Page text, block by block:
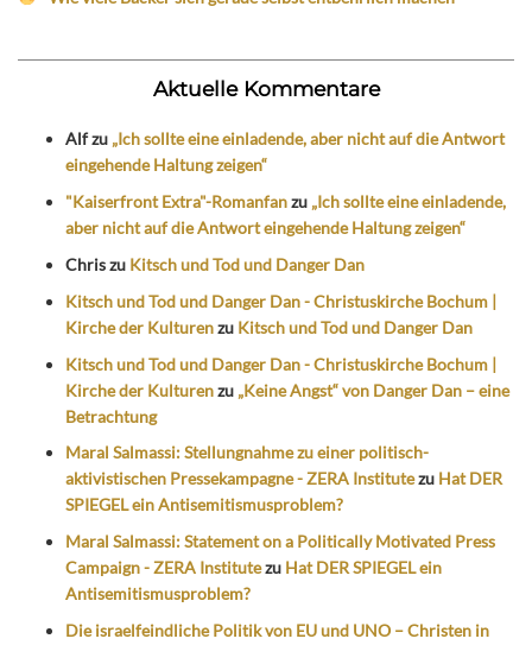
Aktuelle Kommentare
Alfzu „Ich sollte eine einladende, aber nicht auf die Antwort
eingehende Haltung zeigen“
"Kaiserfront Extra"-Romanfanzu „Ich sollte eine einladende,
aber nicht auf die Antwort eingehende Haltung zeigen“
Chriszu Kitsch und Tod und Danger Dan
Kitsch und Tod und Danger Dan - Christuskirche Bochum |
Kirche der Kulturenzu Kitsch und Tod und Danger Dan
Kitsch und Tod und Danger Dan - Christuskirche Bochum |
Kirche der Kulturenzu „Keine Angst“ von Danger Dan – eine
Betrachtung
Maral Salmassi: Stellungnahme zu einer politisch-
aktivistischen Pressekampagne - ZERA Institutezu Hat DER
SPIEGEL ein Antisemitismusproblem?
Maral Salmassi: Statement on a Politically Motivated Press
Campaign - ZERA Institutezu Hat DER SPIEGEL ein
Antisemitismusproblem?
Die israelfeindliche Politik von EU und UNO – Christen in